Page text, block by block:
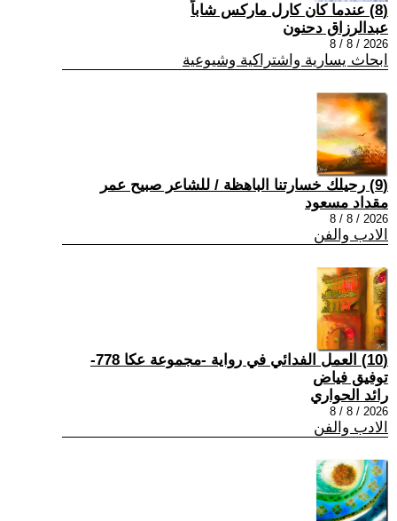
(8) عندما كان كارل ماركس شاباً
عبدالرزاق دحنون
2026 / 8 / 8
ابحاث يسارية واشتراكية وشيوعية
(9) رحيلك خسارتنا الباهظة / للشاعر صبيح عمر
مقداد مسعود
2026 / 8 / 8
الادب والفن
(10) العمل الفدائي في رواية -مجموعة عكا 778-
توفيق فياض
رائد الحواري
2026 / 8 / 8
الادب والفن